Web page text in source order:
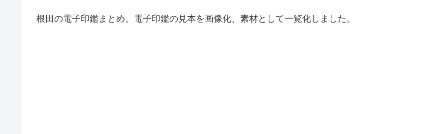
根田の電子印鑑まとめ。電子印鑑の見本を画像化、素材として一覧化しました。